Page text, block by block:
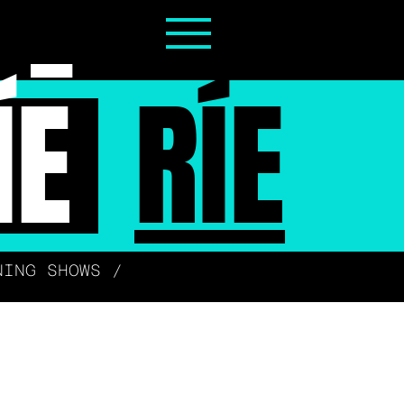
RÍE
SHOWS /